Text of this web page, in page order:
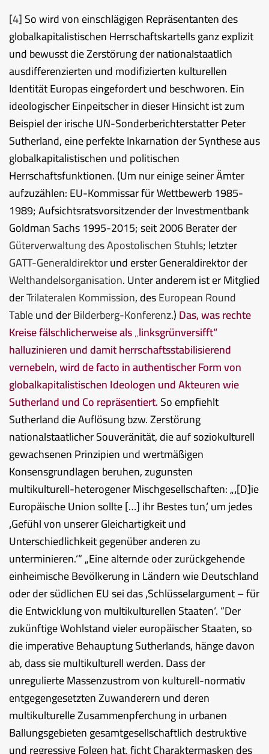
[4]So wird von einschlägigen Repräsentanten des
globalkapitalistischen Herrschaftskartells ganz explizit
und bewusst die Zerstörung der nationalstaatlich
ausdifferenzierten und modifizierten kulturellen
Identität Europas eingefordert und beschworen. Ein
ideologischer Einpeitscher in dieser Hinsicht ist zum
Beispiel der irische UN-Sonderberichterstatter Peter
Sutherland, eine perfekte Inkarnation der Synthese aus
globalkapitalistischen und politischen
Herrschaftsfunktionen. (Um nur einige seiner Ämter
aufzuzählen: EU-Kommissar für Wettbewerb 1985-
1989; Aufsichtsratsvorsitzender der Investmentbank
Goldman Sachs 1995-2015; seit 2006 Berater der
Güterverwaltung des Apostolischen Stuhls; letzter
GATT-Generaldirektorund erster Generaldirektor der
Welthandelsorganisation. Unter anderem ist er Mitglied
derTrilateralen Kommission, desEuropean Round
Tableund derBilderberg-Konferenz.)Das, was rechte
Kreise fälschlicherweise als „linksgrünversifft“
halluzinieren und damit herrschaftsstabilisierend
vernebeln, wird de facto in authentischer Form von
globalkapitalistischen Ideologen und Akteuren wie
Sutherland und Co repräsentiert.So empfiehlt
Sutherland die Auflösung bzw. Zerstörung
nationalstaatlicher Souveränität, die auf soziokulturell
gewachsenen Prinzipien und wertmäßigen
Konsensgrundlagen beruhen, zugunsten
multikulturell-heterogener Mischgesellschaften: „‚[D]ie
Europäische Union sollte […] ihr Bestes tun,‘ um jedes
‚Gefühl von unserer Gleichartigkeit und
Unterschiedlichkeit gegenüber anderen zu
unterminieren.‘“ „Eine alternde oder zurückgehende
einheimische Bevölkerung in Ländern wie Deutschland
oder der südlichen EU sei das ‚Schlüsselargument – für
die Entwicklung von multikulturellen Staaten‘. “Der
zukünftige Wohlstand vieler europäischer Staaten, so
die imperative Behauptung Sutherlands, hänge davon
ab, dass sie multikulturell werden. Dass der
unregulierte Massenzustrom von kulturell-normativ
entgegengesetzten Zuwanderern und deren
multikulturelle Zusammenpferchung in urbanen
Ballungsgebieten gesamtgesellschaftlich destruktive